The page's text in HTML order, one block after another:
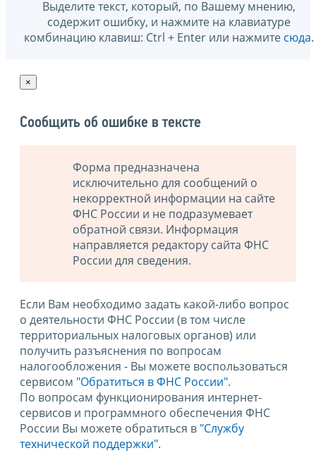
Выделите текст, который, по Вашему мнению,
содержит ошибку, и нажмите на клавиатуре
комбинацию клавиш: Ctrl + Enter или нажмите сюда.
×
Сообщить об ошибке в тексте
Форма предназначена
исключительно для сообщений о
некорректной информации на сайте
ФНС России и не подразумевает
обратной связи. Информация
направляется редактору сайта ФНС
России для сведения.
Если Вам необходимо задать какой-либо вопрос
о деятельности ФНС России (в том числе
территориальных налоговых органов) или
получить разъяснения по вопросам
налогообложения - Вы можете воспользоваться
сервисом "Обратиться в ФНС России".
По вопросам функционирования интернет-
сервисов и программного обеспечения ФНС
России Вы можете обратиться в "Службу
технической поддержки".